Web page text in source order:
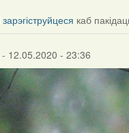
зарэгіструйцеся каб
- 12.05.2020 - 23:36